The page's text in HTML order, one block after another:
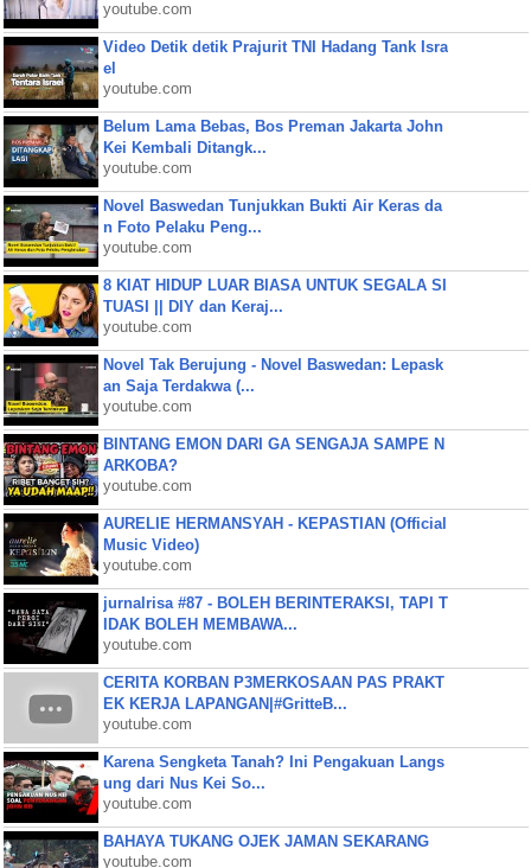
youtube.com
Video Detik detik Prajurit TNI Hadang Tank Isra
el
youtube.com
Belum Lama Bebas, Bos Preman Jakarta John
Kei Kembali Ditangk...
youtube.com
Novel Baswedan Tunjukkan Bukti Air Keras da
n Foto Pelaku Peng...
youtube.com
8 KIAT HIDUP LUAR BIASA UNTUK SEGALA SI
TUASI || DIY dan Keraj...
youtube.com
Novel Tak Berujung - Novel Baswedan: Lepask
an Saja Terdakwa (...
youtube.com
BINTANG EMON DARI GA SENGAJA SAMPE N
ARKOBA?
youtube.com
AURELIE HERMANSYAH - KEPASTIAN (Official
Music Video)
youtube.com
jurnalrisa #87 - BOLEH BERINTERAKSI, TAPI T
IDAK BOLEH MEMBAWA...
youtube.com
CERITA KORBAN P3MERKOSAAN PAS PRAKT
EK KERJA LAPANGAN|#GritteB...
youtube.com
Karena Sengketa Tanah? Ini Pengakuan Langs
ung dari Nus Kei So...
youtube.com
BAHAYA TUKANG OJEK JAMAN SEKARANG
youtube.com